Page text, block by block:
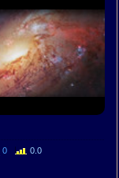
0 0.0